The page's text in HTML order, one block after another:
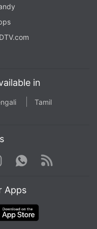
in
Tamil
WhatsApp
Rss
Apps